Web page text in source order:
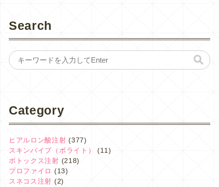
Search
Category
ヒアルロン酸注射 (377)
スキンバイブ（ボライト）
(11)
ボトックス注射 (218)
プロファイロ (13)
スネコス注射 (2)